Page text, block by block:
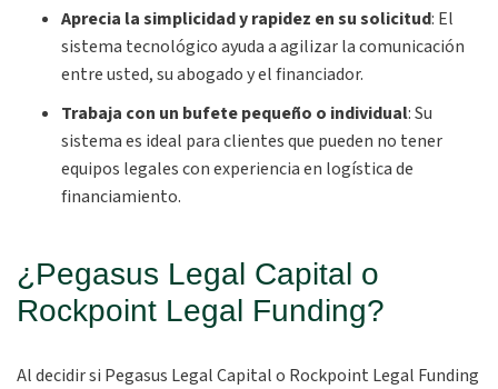
Aprecia la simplicidad y rapidez en su solicitud: El
sistema tecnológico ayuda a agilizar la comunicación
entre usted, su abogado y el financiador.
Trabaja con un bufete pequeño o individual:Su
sistema es ideal para clientes que pueden no tener
equipos legales con experiencia en logística de
financiamiento.
¿Pegasus Legal Capital o
Rockpoint Legal Funding?
Al decidir si Pegasus Legal Capital o Rockpoint Legal Funding